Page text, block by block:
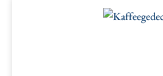
Bildergalerie überspringen